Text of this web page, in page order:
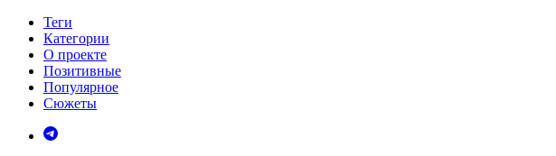
Теги
Категории
О проекте
Позитивные
Популярное
Сюжеты